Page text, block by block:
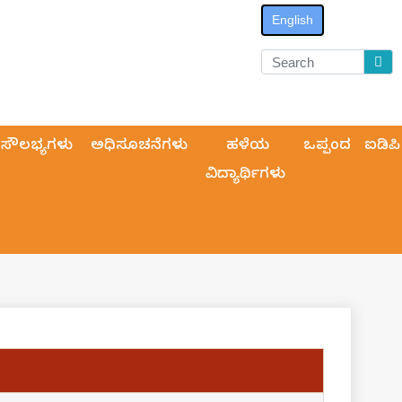
English
ಸೌಲಭ್ಯಗಳು ಅಧಿಸೂಚನೆಗಳು
ಹಳೆಯ
ವಿದ್ಯಾರ್ಥಿಗಳು
ಒಪ್ಪಂದ ಐಡಿಪಿ